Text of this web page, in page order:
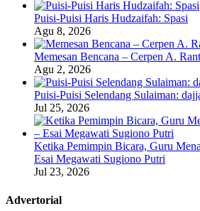
Puisi-Puisi Haris Hudzaifah: Spasi
Agu 8, 2026
Memesan Bencana – Cerpen A.
Agu 2, 2026
Puisi-Puisi Selendang Sulaiman:
Jul 25, 2026
Ketika Pemimpin Bicara, Guru
Esai Megawati Sugiono Putri
Jul 23, 2026
Advertorial